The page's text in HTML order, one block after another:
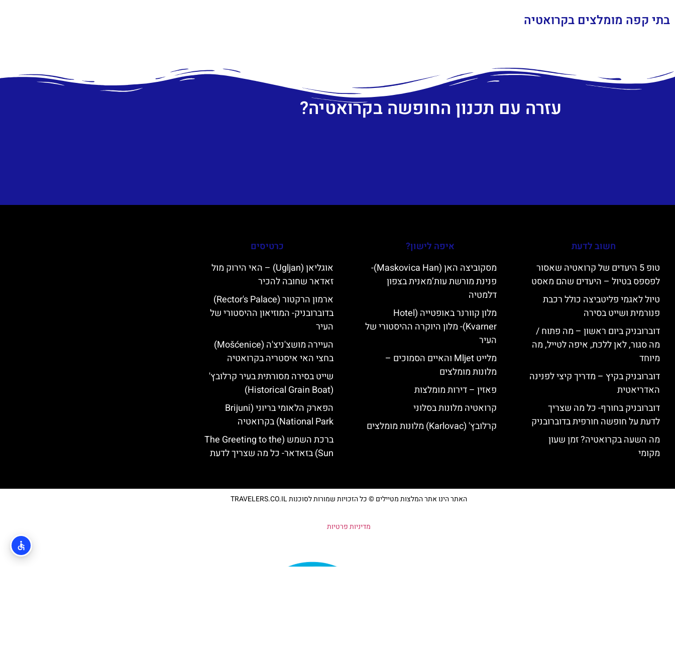
בתי קפה מומלצים בקרואטיה
עזרה עם תכנון החופשה בקרואטיה?
חשוב לדעת
טופ 5 היעדים של קרואטיה שאסור
לפספס בטיול – היעדים שהם מאסט
טיול לאגמי פליטביצה כולל רכבת
פנורמית ושייט בסירה
דוברובניק ביום ראשון – מה פתוח /
מה סגור, לאן ללכת, איפה לטייל, מה
מיוחד
דוברובניק בקיץ – מדריך קיצי לפנינה
האדריאטית
דוברובניק בחורף- כל מה שצריך
לדעת על חופשה חורפית בדוברובניק
מה השעה בקרואטיה? זמן שעון
מקומי
איפה לישון?
מסקוביצה האן (Maskovica Han)-
פנינת מורשת עות’מאנית בצפון
דלמטיה
מלון קוורנר באופטייה (Hotel
Kvarner)- מלון היוקרה ההיסטורי של
העיר
מלייט Mljet והאיים הסמוכים –
מלונות מומלצים
פאזין – דירות מומלצות
קרואטיה מלונות בסלוני
קרלובץ' (Karlovac) מלונות מומלצים
כרטיסים
אוגליאן (Ugljan) – האי הירוק מול
זאדאר שחובה להכיר
ארמון הרקטור (Rector's Palace)
בדוברובניק- המוזיאון ההיסטורי של
העיר
העיירה מושצ'ניצ'ה (Mošćenice)
בחצי האי איסטריה בקרואטיה
שייט בסירה מסורתית בעיר קרלובץ'
(Historical Grain Boat)
הפארק הלאומי בריוני (Brijuni
National Park) בקרואטיה
ברכת השמש (The Greeting to the
Sun) בזאדאר- כל מה שצריך לדעת
האתר הינו אתר המלצות מטיילים © כל הזכויות שמורות לסוכנות TRAVELERS.CO.IL
מדיניות פרטיות